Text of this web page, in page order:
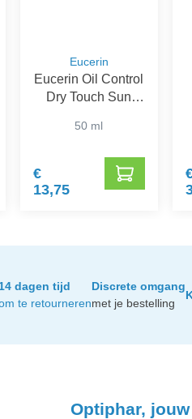
Eucerin
Eucerin Oil Control
Dry Touch Sun
50+
50 ml
€
13,75
14 dagen tijd
te retourneren
Discrete omgang
met je bestelling
Optiphar,